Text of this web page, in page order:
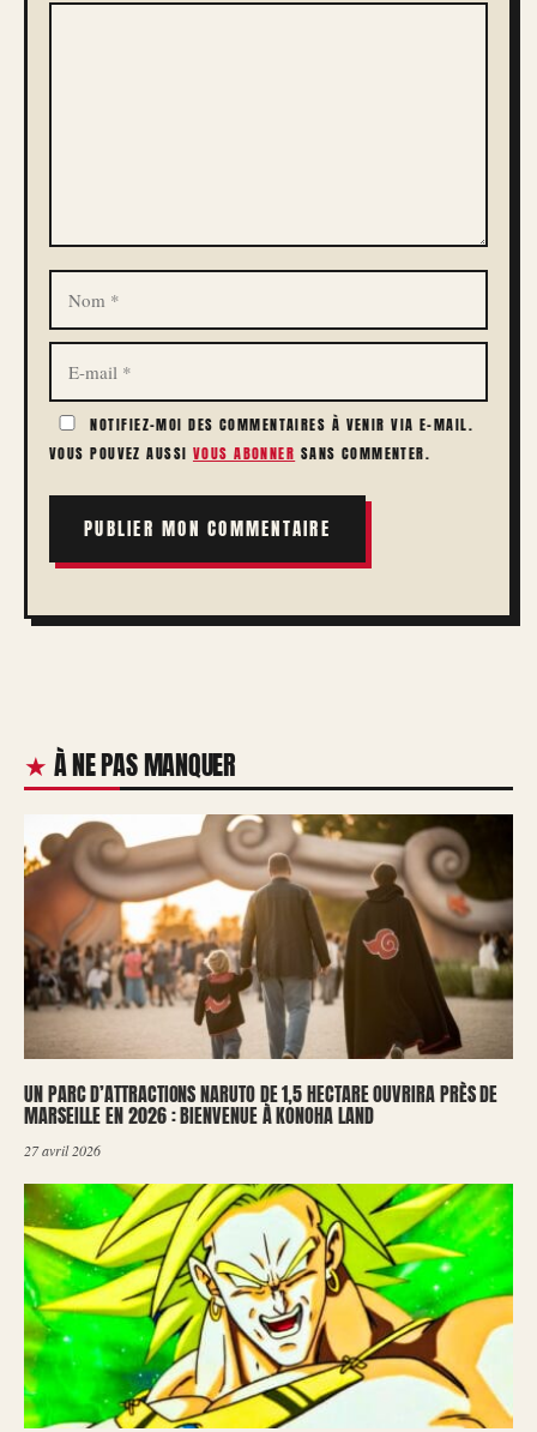
COMMENTAIRE
NOM
E-
MAIL
NOTIFIEZ-MOI DES COMMENTAIRES À VENIR VIA E-MAIL.
VOUS POUVEZ AUSSI VOUS ABONNER SANS COMMENTER.
À NE PAS MANQUER
UN PARC D’ATTRACTIONS NARUTO DE 1,5 HECTARE OUVRIRA PRÈS DE
MARSEILLE EN 2026 : BIENVENUE À KONOHA LAND
27 avril 2026